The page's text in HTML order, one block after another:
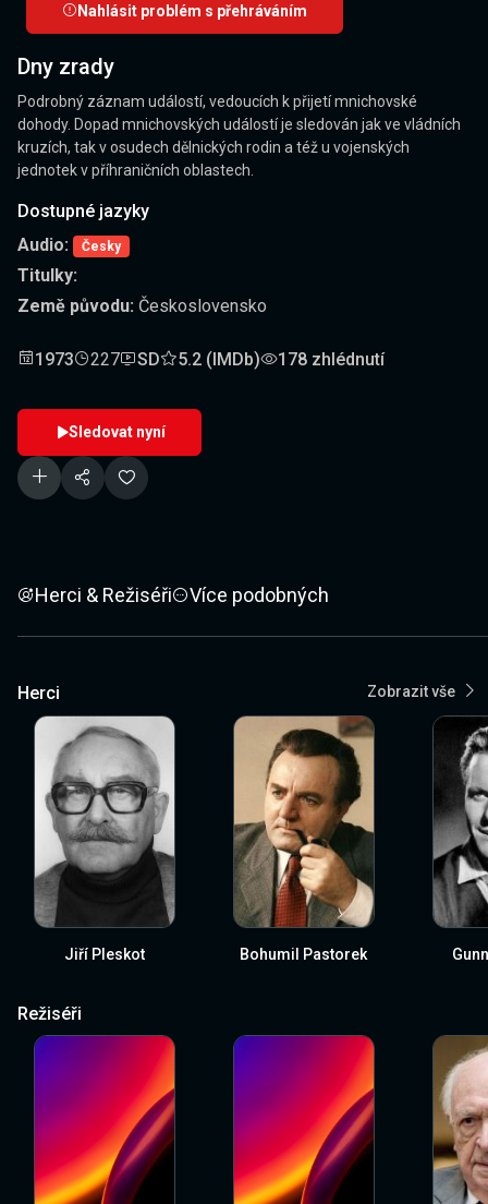
Nahlásit problém s přehráváním
Dny zrady
Podrobný záznam událostí, vedoucích k přijetí mnichovské
dohody. Dopad mnichovských událostí je sledován jak ve vládních
kruzích, tak v osudech dělnických rodin a též u vojenských
jednotek v příhraničních oblastech.
Dostupné jazyky
Audio:
Česky
Titulky:
Země původu: Československo
1973 227 SD 5.2 (IMDb) 178 zhlédnutí
Sledovat nyní
Herci & Režiséři Více podobných
Herci Zobrazit vše
Jiří Pleskot Bohumil Pastorek
Režiséři